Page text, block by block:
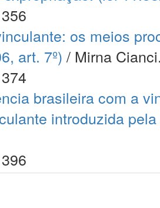
os meios
art. 7º) / Mirna
brasileira com a
introduzida